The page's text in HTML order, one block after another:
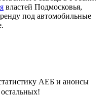
властей Подмосковья,
под автомобильные
АЕБ и анонсы